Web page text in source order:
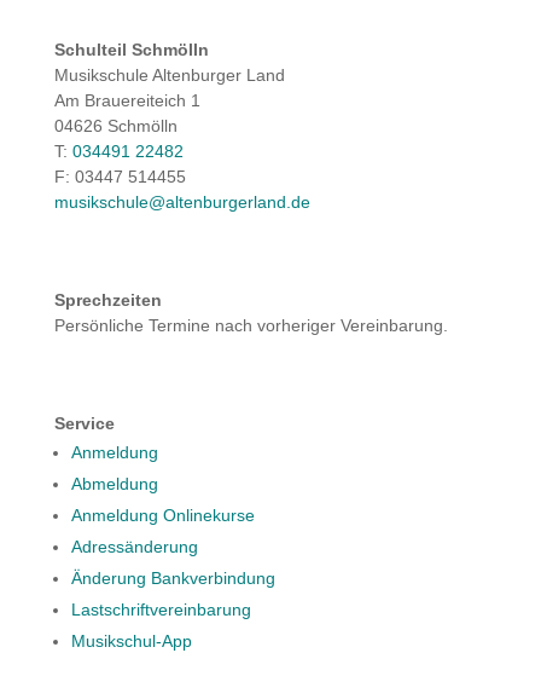
Schulteil Schmölln
Musikschule Altenburger Land
Am Brauereiteich 1
04626 Schmölln
T: 034491 22482
F: 03447 514455
musikschule@altenburgerland.de
Sprechzeiten
Persönliche Termine nach vorheriger Vereinbarung.
Service
Anmeldung
Abmeldung
Anmeldung Onlinekurse
Adressänderung
Änderung Bankverbindung
Lastschriftvereinbarung
Musikschul-App